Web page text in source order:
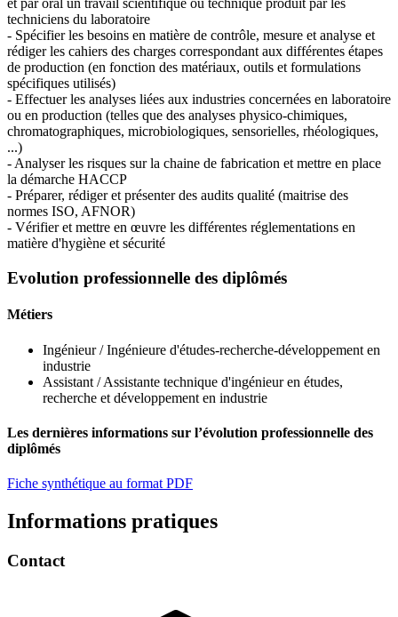
et par oral un travail scientifique ou technique produit par les
techniciens du laboratoire
- Spécifier les besoins en matière de contrôle, mesure et analyse et
rédiger les cahiers des charges correspondant aux différentes étapes
de production (en fonction des matériaux, outils et formulations
spécifiques utilisés)
- Effectuer les analyses liées aux industries concernées en laboratoire
ou en production (telles que des analyses physico-chimiques,
chromatographiques, microbiologiques, sensorielles, rhéologiques,
...)
- Analyser les risques sur la chaine de fabrication et mettre en place
la démarche HACCP
- Préparer, rédiger et présenter des audits qualité (maitrise des
normes ISO, AFNOR)
- Vérifier et mettre en œuvre les différentes réglementations en
matière d'hygiène et sécurité
Evolution professionnelle des diplômés
Métiers
Ingénieur / Ingénieure d'études-recherche-développement en
industrie
Assistant / Assistante technique d'ingénieur en études,
recherche et développement en industrie
Les dernières informations sur l’évolution professionnelle des
diplômés
Fiche synthétique au format PDF
Informations pratiques
Contact